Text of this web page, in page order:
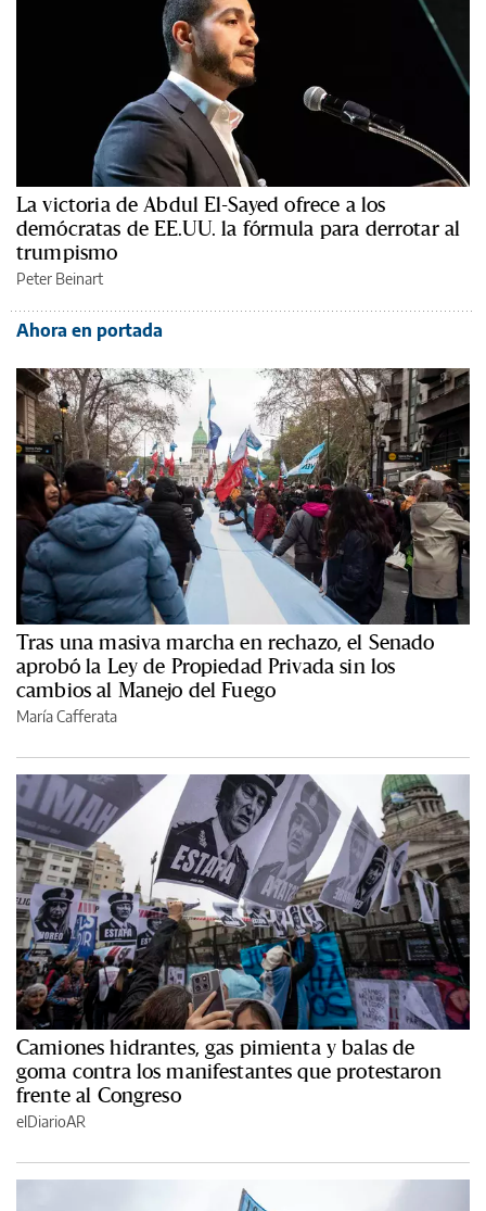
La victoria de Abdul El-Sayed ofrece a los
demócratas de EE.UU. la fórmula para derrotar al
trumpismo
Peter Beinart
Ahora en portada
Tras una masiva marcha en rechazo, el Senado
aprobó la Ley de Propiedad Privada sin los
cambios al Manejo del Fuego
María Cafferata
Camiones hidrantes, gas pimienta y balas de
goma contra los manifestantes que protestaron
frente al Congreso
elDiarioAR